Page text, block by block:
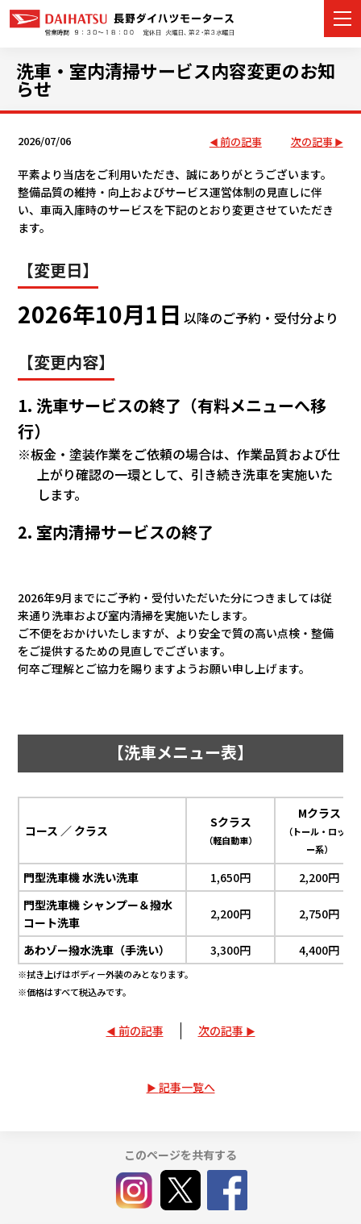
展示車・試乗車
店舗情報
アフターサポート
リコ
洗車・室内清掃サービス内容変更のお知
らせ
2026/07/06 前の記事 次の記事
平素より当店をご利用いただき、誠にありがとうございます。
整備品質の維持・向上およびサービス運営体制の見直しに伴
い、車両入庫時のサービスを下記のとおり変更させていただき
ます。
【変更日】
2026年10月1日 以降のご予約・受付分より
【変更内容】
1. 洗車サービスの終了（有料メニューへ移
行）
※板金・塗装作業をご依頼の場合は、作業品質および仕
上がり確認の一環として、引き続き洗車を実施いた
します。
2. 室内清掃サービスの終了
2026年9月までにご予約・受付いただいた分につきましては従
来通り洗車および室内清掃を実施いたします。
ご不便をおかけいたしますが、より安全で質の高い点検・整備
をご提供するための見直しでございます。
何卒ご理解とご協力を賜りますようお願い申し上げます。
【洗車メニュー表】
コース ／ クラス
Sクラス
（軽自動車）
Mクラス
（トール・ロッキ
ー系）
門型洗車機 水洗い洗車 1,650円
2,200円
門型洗車機 シャンプー＆撥水
コート洗車
2,200円 2,750円
あわゾー撥水洗車（手洗い） 3,300円 4,400円
※拭き上げはボディー外装のみとなります。
※価格はすべて税込みです。
前の記事 次の記事
記事一覧へ
このページを共有する